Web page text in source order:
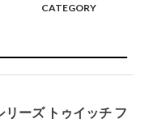
CATEGORY
リーズ トゥイッチ フ